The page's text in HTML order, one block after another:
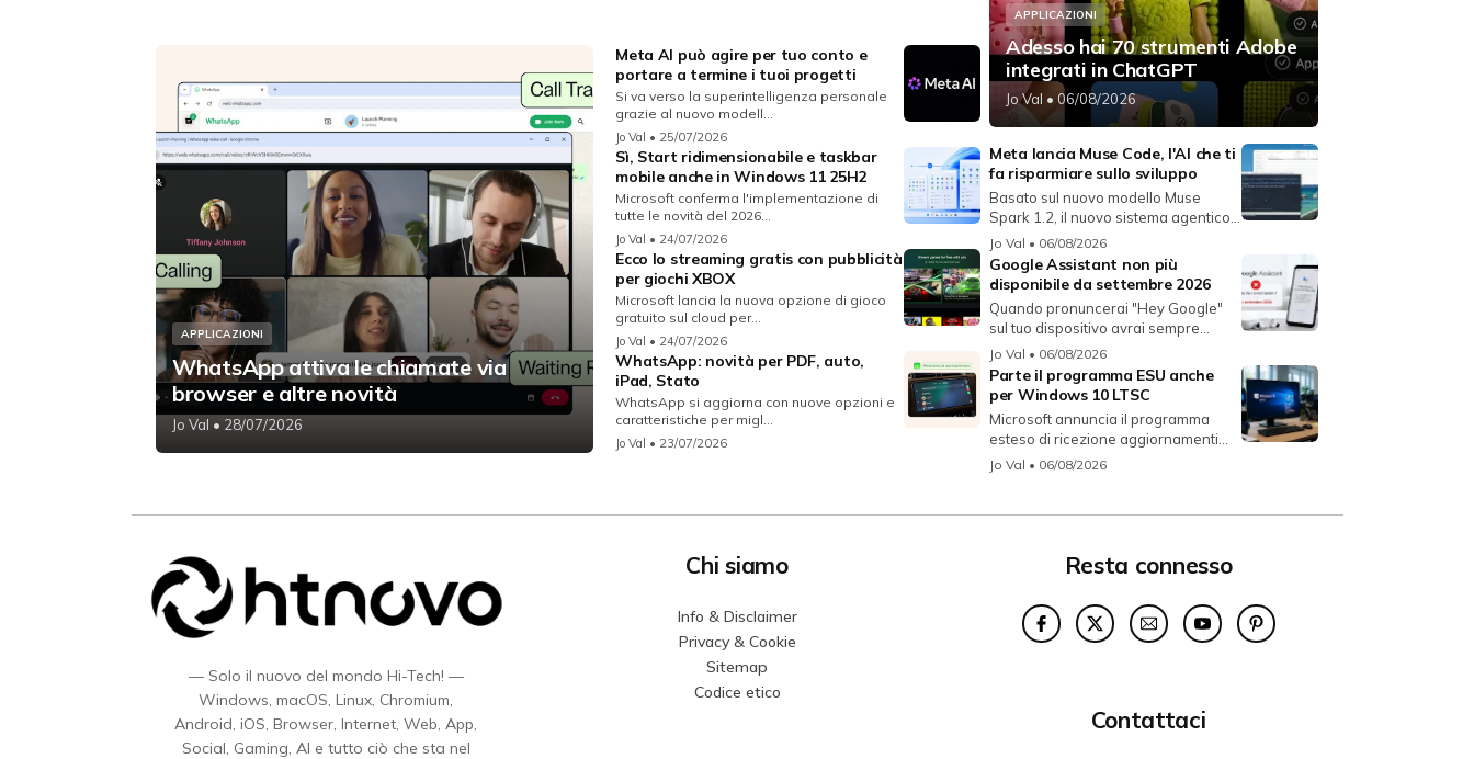
APPLICAZIONI
WhatsApp attiva le chiamate via
browser e altre novità
Jo Val • 28/07/2026
Meta AI può agire per tuo conto e
portare a termine i tuoi progetti
Si va verso la superintelligenza personale
grazie al nuovo modell...
Jo Val • 25/07/2026
Sì, Start ridimensionabile e taskbar
mobile anche in Windows 11 25H2
Microsoft conferma l'implementazione di
tutte le novità del 2026...
Jo Val • 24/07/2026
Ecco lo streaming gratis con pubblicità
per giochi XBOX
Microsoft lancia la nuova opzione di gioco
gratuito sul cloud per...
Jo Val • 24/07/2026
WhatsApp: novità per PDF, auto,
iPad, Stato
WhatsApp si aggiorna con nuove opzioni e
caratteristiche per migl...
Jo Val • 23/07/2026
APPLICAZIONI
Adesso hai 70 strumenti Adobe
integrati in ChatGPT
Jo Val • 06/08/2026
Meta lancia Muse Code, l'AI che ti
fa risparmiare sullo sviluppo
Basato sul nuovo modello Muse
Spark 1.2, il nuovo sistema agentico
fun...
Jo Val • 06/08/2026
Google Assistant non più
disponibile da settembre 2026
Quando pronuncerai "Hey Google"
sul tuo dispositivo avrai sempre
Gemin...
Jo Val • 06/08/2026
Parte il programma ESU anche
per Windows 10 LTSC
Microsoft annuncia il programma
esteso di ricezione aggiornamenti
per...
Jo Val • 06/08/2026
— Solo il nuovo del mondo Hi-Tech! —
Windows, macOS, Linux, Chromium,
Android, iOS, Browser, Internet, Web, App,
Social, Gaming, AI e tutto ciò che sta nel
Chi siamo
Info & Disclaimer
Privacy & Cookie
Sitemap
Codice etico
Resta connesso
Contattaci